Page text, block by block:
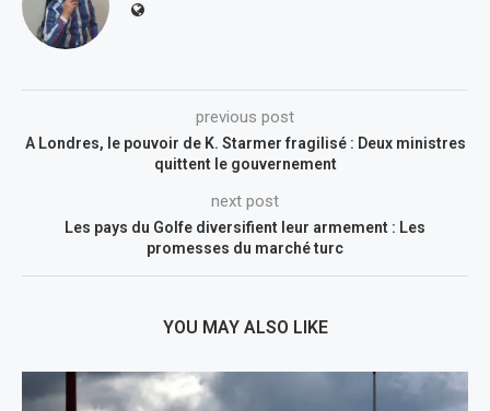
previous post
A Londres, le pouvoir de K. Starmer fragilisé : Deux ministres
quittent le gouvernement
next post
Les pays du Golfe diversifient leur armement : Les
promesses du marché turc
YOU MAY ALSO LIKE